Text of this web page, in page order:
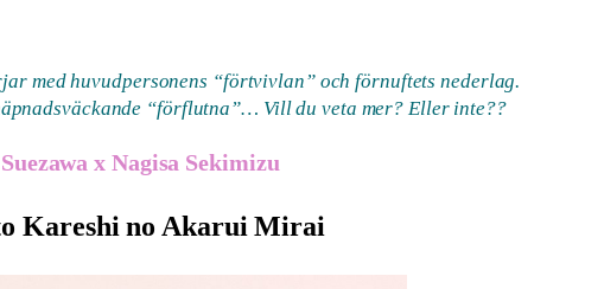
med huvudpersonens “förtvivlan” och förnuftets nederlag.
“förflutna”… Vill du veta mer? Eller inte??
x Nagisa Sekimizu
Kareshi no Akarui Mirai